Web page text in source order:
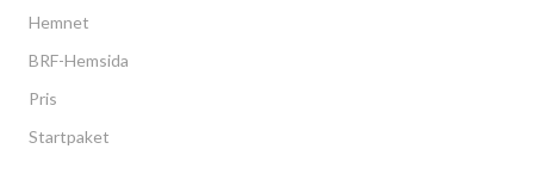
Hemnet
BRF-Hemsida
Pris
Startpaket